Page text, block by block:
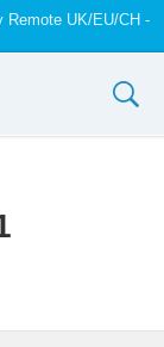
UK/EU/CH -